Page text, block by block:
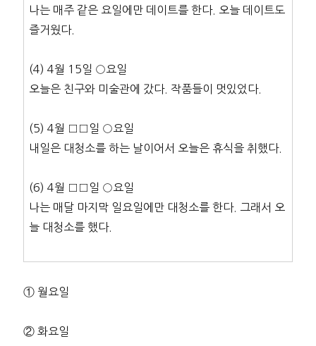
나는 매주 같은 요일에만 데이트를 한다. 오늘 데이트도
즐거웠다.
(4) 4월 15일 ○요일
오늘은 친구와 미술관에 갔다. 작품들이 멋있었다.
(5) 4월 □□일 ○요일
내일은 대청소를 하는 날이어서 오늘은 휴식을 취했다.
(6) 4월 □□일 ○요일
나는 매달 마지막 일요일에만 대청소를 한다. 그래서 오
늘 대청소를 했다.
① 월요일
② 화요일